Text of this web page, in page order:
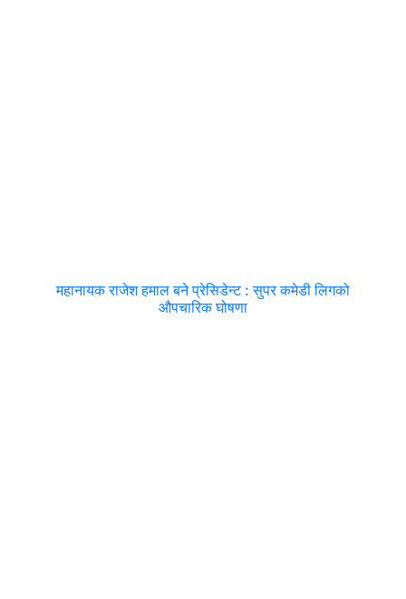
महानायक राजेश हमाल बने प्रेसिडेन्ट : सुपर कमेडी लिगको
औपचारिक घोषणा